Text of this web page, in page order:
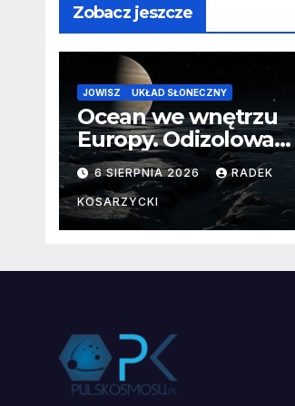
Zobacz jeszcze
JOWISZ UKŁAD SŁONECZNY
Ocean we wnętrzu
Europy. Odizolowani
przez lodową
barierę
6 SIERPNIA 2026 RADEK
KOSARZYCKI